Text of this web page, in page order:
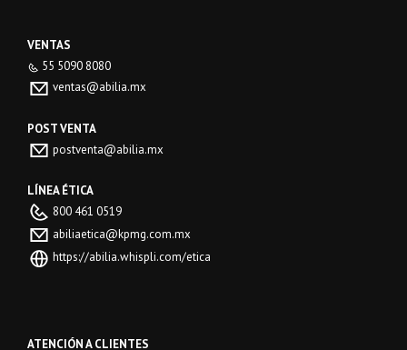
VENTAS
55 5090 8080
ventas@abilia.mx
POST VENTA
postventa@abilia.mx
LÍNEA ÉTICA
800 461 0519
abiliaetica@kpmg.com.mx
https://abilia.whispli.com/etica
ATENCIÓN A CLIENTES